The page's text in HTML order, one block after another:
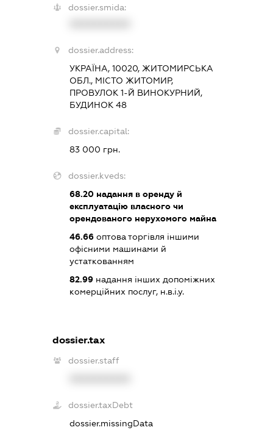
dossier.smida:
dossier.address:
УКРАЇНА, 10020, ЖИТОМИРСЬКА
ОБЛ., МІСТО ЖИТОМИР,
ПРОВУЛОК 1-Й ВИНОКУРНИЙ,
БУДИНОК 48
dossier.capital:
83 000 грн.
dossier.kveds:
68.20 надання в оренду й
експлуатацію власного чи
орендованого нерухомого майна
46.66 оптова торгівля іншими
офісними машинами й
устаткованням
82.99 надання інших допоміжних
комерційних послуг, н.в.і.у.
dossier.tax
dossier.staff
dossier.taxDebt
dossier.missingData